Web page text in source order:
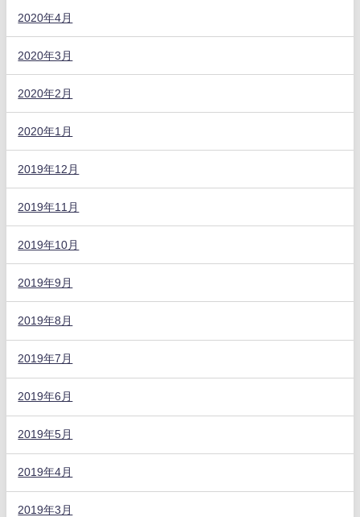
2020年4月
2020年3月
2020年2月
2020年1月
2019年12月
2019年11月
2019年10月
2019年9月
2019年8月
2019年7月
2019年6月
2019年5月
2019年4月
2019年3月